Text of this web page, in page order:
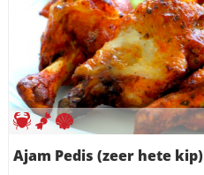
Ajam Pedis (zeer hete kip)